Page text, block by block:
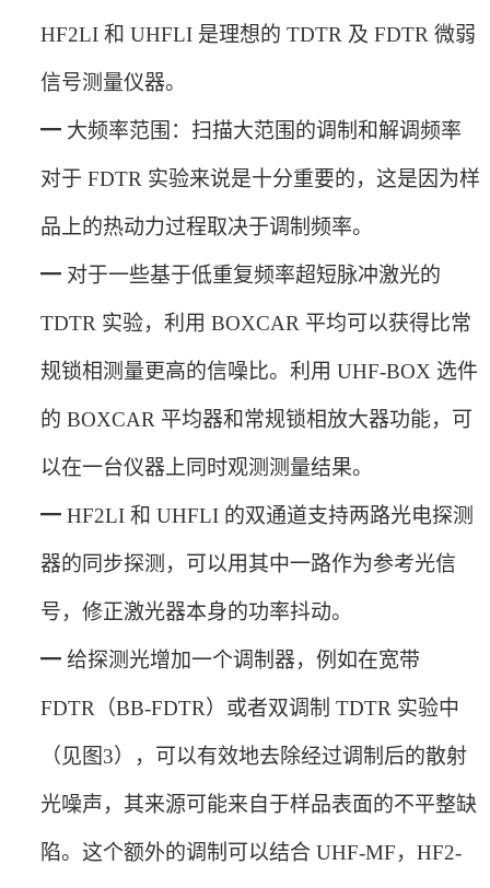
HF2LI 和 UHFLI 是理想的 TDTR 及 FDTR 微弱
信号测量仪器。
━ 大频率范围：扫描大范围的调制和解调频率
对于 FDTR 实验来说是十分重要的，这是因为样
品上的热动力过程取决于调制频率。
━ 对于一些基于低重复频率超短脉冲激光的
TDTR 实验，利用 BOXCAR 平均可以获得比常
规锁相测量更高的信噪比。利用 UHF-BOX 选件
的 BOXCAR 平均器和常规锁相放大器功能，可
以在一台仪器上同时观测测量结果。
━ HF2LI 和 UHFLI 的双通道支持两路光电探测
器的同步探测，可以用其中一路作为参考光信
号，修正激光器本身的功率抖动。
━ 给探测光增加一个调制器，例如在宽带
FDTR（BB-FDTR）或者双调制 TDTR 实验中
（见图3），可以有效地去除经过调制后的散射
光噪声，其来源可能来自于样品表面的不平整缺
陷。这个额外的调制可以结合 UHF-MF，HF2-